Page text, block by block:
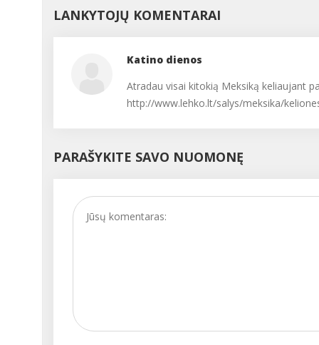
sąnarių, nervų ir daugelį
LANKYTOJŲ KOMENTARAI
Katino dienos
Atradau visai kitokią Meksiką keliaujant
http://www.lehko.lt/salys/meksika/
PARAŠYKITE SAVO NUOMONĘ